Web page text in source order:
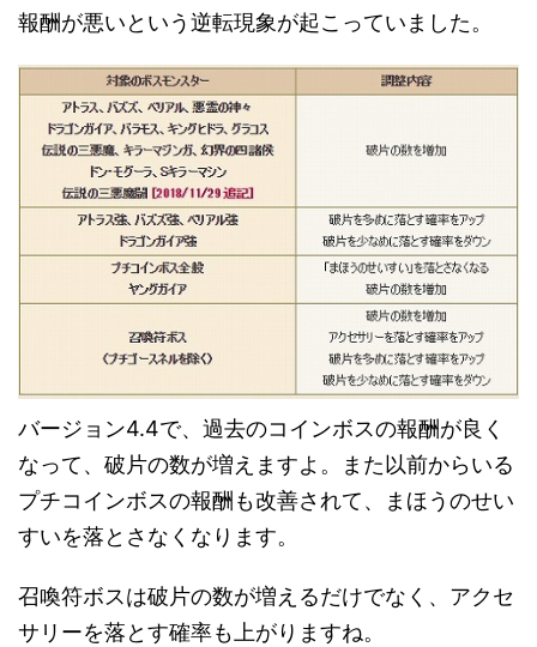
報酬が悪いという逆転現象が起こっていました。
バージョン4.4で、過去のコインボスの報酬が良く
なって、破片の数が増えますよ。また以前からいる
プチコインボスの報酬も改善されて、まほうのせい
すいを落とさなくなります。
召喚符ボスは破片の数が増えるだけでなく、アクセ
サリーを落とす確率も上がりますね。